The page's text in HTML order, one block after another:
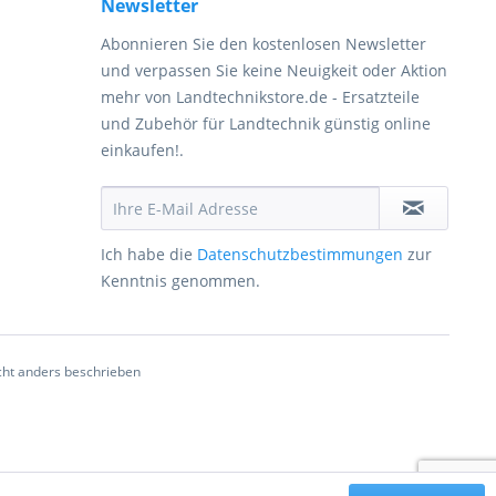
Newsletter
Abonnieren Sie den kostenlosen Newsletter
und verpassen Sie keine Neuigkeit oder Aktion
mehr von Landtechnikstore.de - Ersatzteile
und Zubehör für Landtechnik günstig online
einkaufen!.
Ich habe die Datenschutzbestimmungen zur
Kenntnis genommen.
anders beschrieben